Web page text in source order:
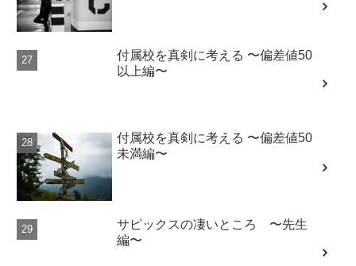
付属校を真剣に考える 〜偏差値50
以上編〜
付属校を真剣に考える 〜偏差値50
未満編〜
サピックスの凄いところ 〜先生
編〜